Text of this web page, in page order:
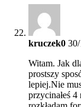
kruczek0
Witam. Jak
prostszy
lepiej.Nie
przycinałeś